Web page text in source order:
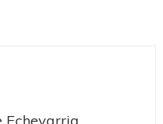
Echevarria.